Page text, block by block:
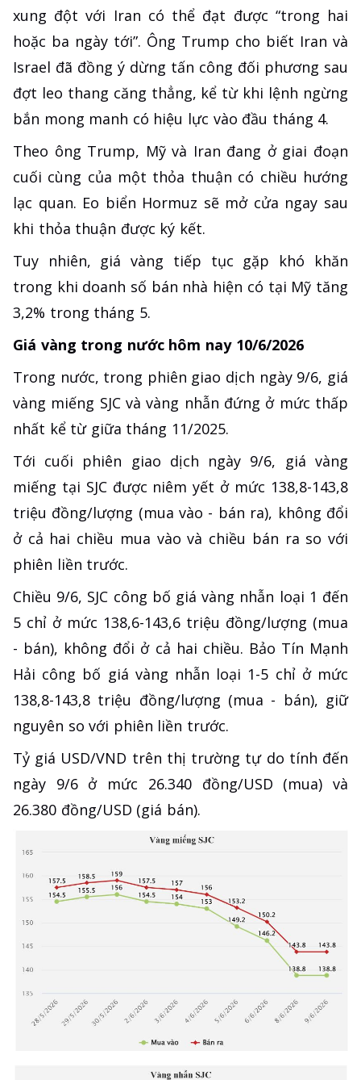
xung đột với Iran có thể đạt được “trong hai
hoặc ba ngày tới”. Ông Trump cho biết Iran và
Israel đã đồng ý dừng tấn công đối phương sau
đợt leo thang căng thẳng, kể từ khi lệnh ngừng
bắn mong manh có hiệu lực vào đầu tháng 4.
Theo ông Trump, Mỹ và Iran đang ở giai đoạn
cuối cùng của một thỏa thuận có chiều hướng
lạc quan. Eo biển Hormuz sẽ mở cửa ngay sau
khi thỏa thuận được ký kết.
Tuy nhiên, giá vàng tiếp tục gặp khó khăn
trong khi doanh số bán nhà hiện có tại Mỹ tăng
3,2% trong tháng 5.
Giá vàng trong nước hôm nay 10/6/2026
Trong nước, trong phiên giao dịch ngày 9/6, giá
vàng miếng SJC và vàng nhẫn đứng ở mức thấp
nhất kể từ giữa tháng 11/2025.
Tới cuối phiên giao dịch ngày 9/6, giá vàng
miếng tại SJC được niêm yết ở mức 138,8-143,8
triệu đồng/lượng (mua vào - bán ra), không đổi
ở cả hai chiều mua vào và chiều bán ra so với
phiên liền trước.
Chiều 9/6, SJC công bố giá vàng nhẫn loại 1 đến
5 chỉ ở mức 138,6-143,6 triệu đồng/lượng (mua
- bán), không đổi ở cả hai chiều. Bảo Tín Mạnh
Hải công bố giá vàng nhẫn loại 1-5 chỉ ở mức
138,8-143,8 triệu đồng/lượng (mua - bán), giữ
nguyên so với phiên liền trước.
Tỷ giá USD/VND trên thị trường tự do tính đến
ngày 9/6 ở mức 26.340 đồng/USD (mua) và
26.380 đồng/USD (giá bán).